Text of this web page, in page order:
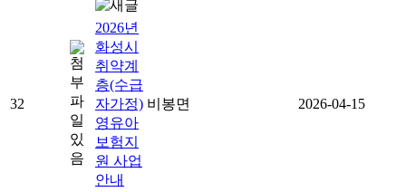
32
2026년
화성시
취약계
층(수급
자가정)
영유아
보험지
원 사업
안내
비봉면 2026-04-15